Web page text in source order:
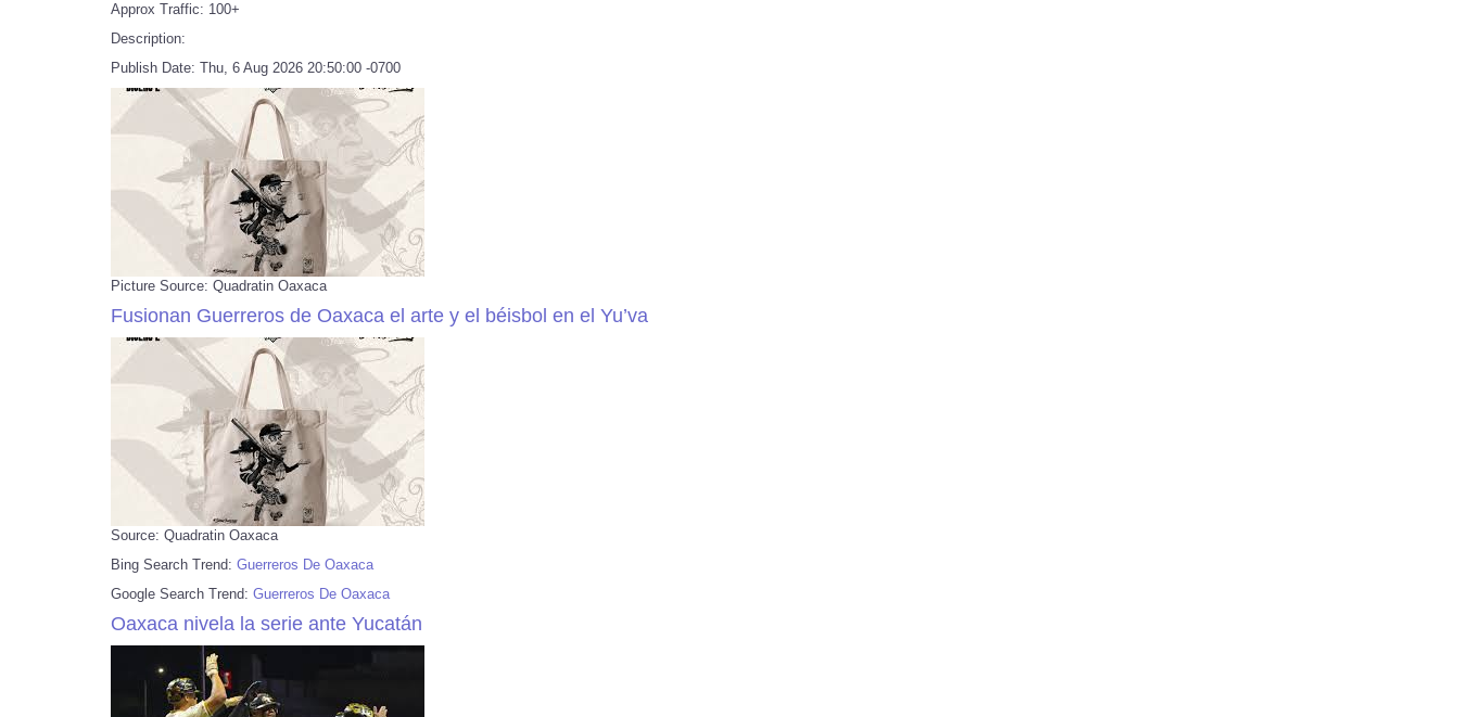
Approx Traffic: 100+
Description:
Publish Date: Thu, 6 Aug 2026 20:50:00 -0700
Picture Source: Quadratin Oaxaca
Fusionan Guerreros de Oaxaca el arte y el béisbol en el Yu’va
Source: Quadratin Oaxaca
Bing Search Trend: Guerreros De Oaxaca
Google Search Trend: Guerreros De Oaxaca
Oaxaca nivela la serie ante Yucatán